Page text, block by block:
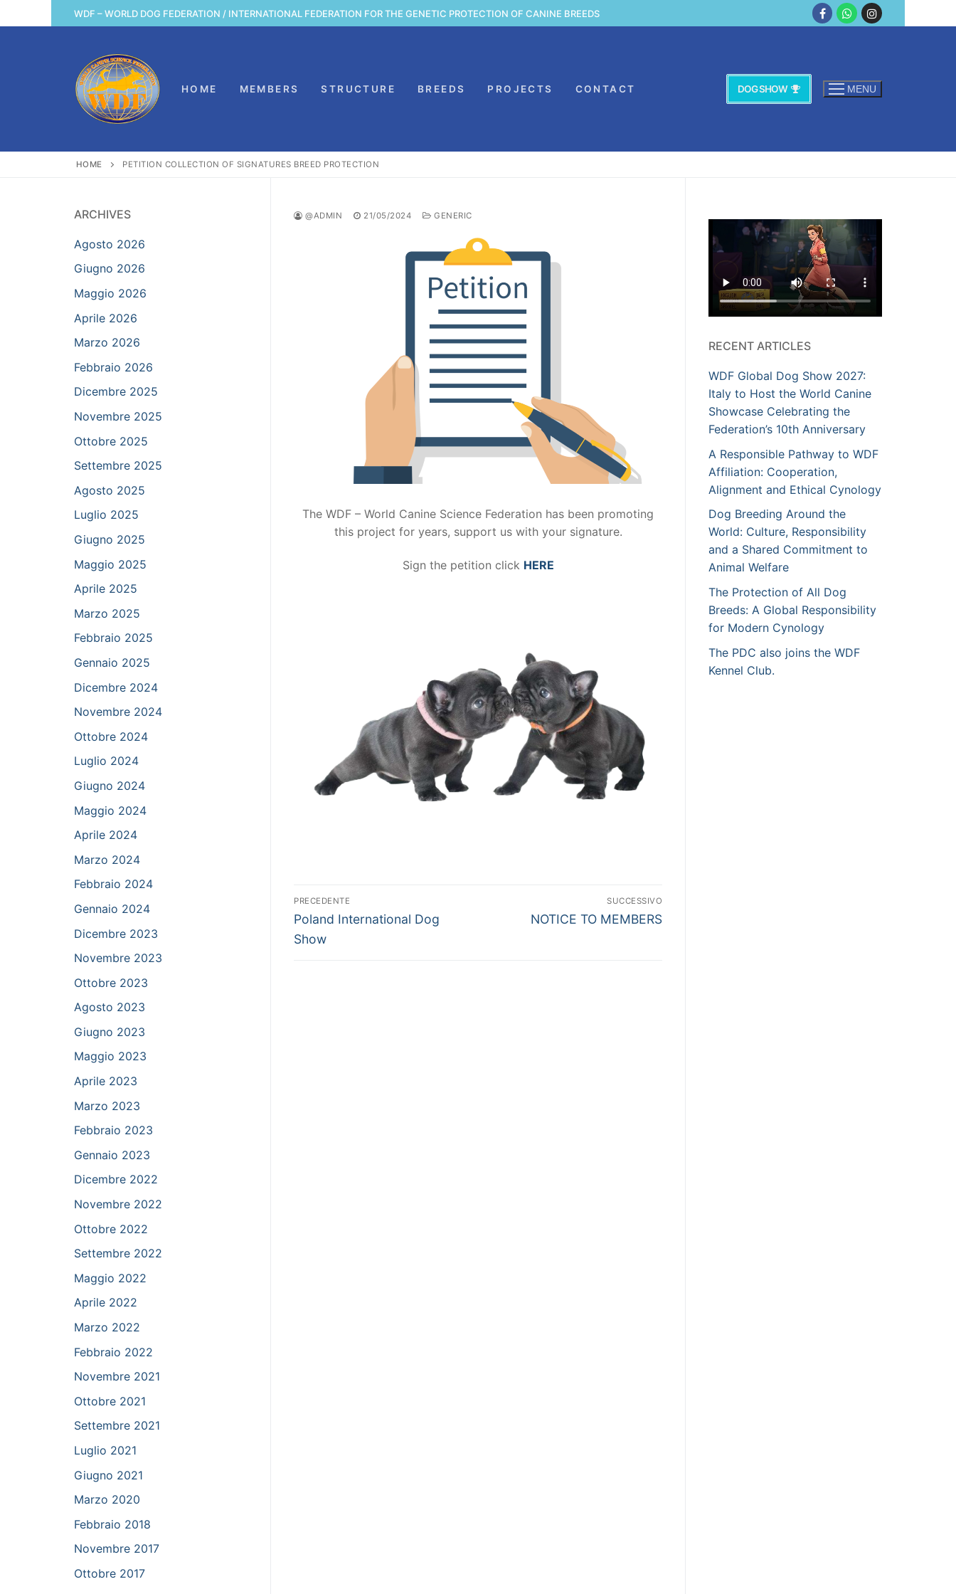
al
WDF – WORLD DOG FEDERATION / INTERNATIONAL FEDERATION FOR THE GENETIC PROTECTION OF CANINE BREEDS
HOME MEMBERS STRUCTURE BREEDS PROJECTS CONTACT DOG SHOW MENU
HOME PETITION COLLECTION OF SIGNATURES BREED PROTECTION
@ADMIN 21/05/2024 GENERIC
The WDF – World Canine Science Federation has been promoting
this project for years, support us with your signature.
Sign the petition click HERE
Navigazione
articoli
PRECEDENTE
Articolo
precedente:
Poland International Dog
Show
SUCCESSIVO
Articolo
NOTICE TO MEMBERS
RECENT ARTICLES
WDF Global Dog Show 2027:
Italy to Host the World Canine
Showcase Celebrating the
Federation’s 10th Anniversary
A Responsible Pathway to WDF
Affiliation: Cooperation,
Alignment and Ethical Cynology
Dog Breeding Around the
World: Culture, Responsibility
and a Shared Commitment to
Animal Welfare
The Protection of All Dog
Breeds: A Global Responsibility
for Modern Cynology
The PDC also joins the WDF
Kennel Club.
ARCHIVES
Agosto 2026
Giugno 2026
Maggio 2026
Aprile 2026
Marzo 2026
Febbraio 2026
Dicembre 2025
Novembre 2025
Ottobre 2025
Settembre 2025
Agosto 2025
Luglio 2025
Giugno 2025
Maggio 2025
Aprile 2025
Marzo 2025
Febbraio 2025
Gennaio 2025
Dicembre 2024
Novembre 2024
Ottobre 2024
Luglio 2024
Giugno 2024
Maggio 2024
Aprile 2024
Marzo 2024
Febbraio 2024
Gennaio 2024
Dicembre 2023
Novembre 2023
Ottobre 2023
Agosto 2023
Giugno 2023
Maggio 2023
Aprile 2023
Marzo 2023
Febbraio 2023
Gennaio 2023
Dicembre 2022
Novembre 2022
Ottobre 2022
Settembre 2022
Maggio 2022
Aprile 2022
Marzo 2022
Febbraio 2022
Novembre 2021
Ottobre 2021
Settembre 2021
Luglio 2021
Giugno 2021
Marzo 2020
Febbraio 2018
Novembre 2017
Ottobre 2017